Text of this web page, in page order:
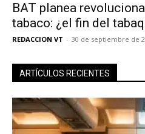
BAT planea
tabaco: ¿el fin del
REDACCION VT - 30 de septiembre de
ARTÍCULOS RECIENTES